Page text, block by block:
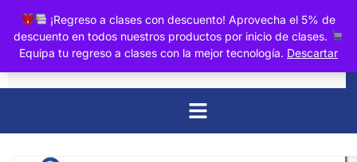
¡Regreso a clases con descuento! Aprovecha el 5% de
descuento en todos nuestros productos por inicio de clases.
Equipa tu regreso a clases con la mejor tecnología. Descartar